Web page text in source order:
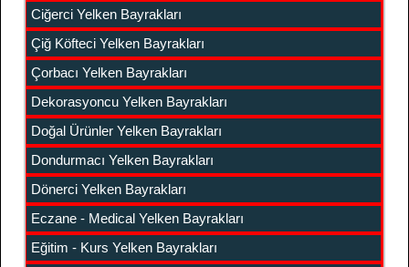
Ciğerci Yelken Bayrakları
Çiğ Köfteci Yelken Bayrakları
Çorbacı Yelken Bayrakları
Dekorasyoncu Yelken Bayrakları
Doğal Ürünler Yelken Bayrakları
Dondurmacı Yelken Bayrakları
Dönerci Yelken Bayrakları
Eczane - Medical Yelken Bayrakları
Eğitim - Kurs Yelken Bayrakları